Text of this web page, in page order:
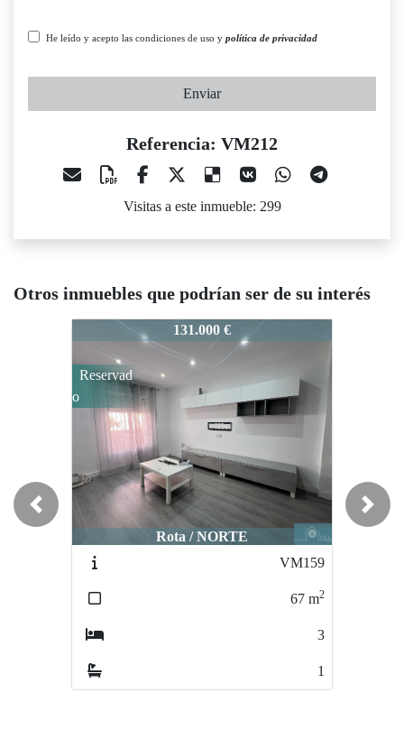
He leído y acepto las condiciones de uso y política de privacidad
Enviar
Referencia: VM212
Visitas a este inmueble: 299
Otros inmuebles que podrían ser de su interés
131.000 €
Rota / NORTE
VM212 147.000 €
Rota / NORTE
Reservad
VM165
67m
Previous Next